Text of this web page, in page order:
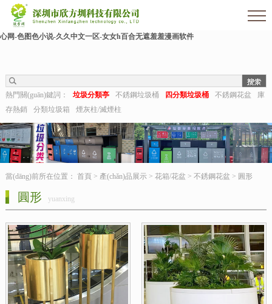
欧美伊人-麻豆精品一区二区三区-欧美日b视频-阿v天堂网-中文字幕第六页-狠狠干干-
国产h在线观看-国产嫩草视频-日日夜夜拍-亚洲第一视频网-毛片在线网站-五月婷婷开
心网-色图色小说-久久中文一区-女女h百合无遮羞羞漫画软件
熱門關(guān)鍵詞： 垃圾分類亭 不銹鋼垃圾桶 四分類垃圾桶 不銹鋼花盆
庫
存熱銷
分類垃圾箱 煙灰柱/滅煙柱
當(dāng)前所在位置： 首頁> 產(chǎn)品展示> 花箱/花盆 > 不銹鋼花盆 > 圓形
圓形 yuanxing